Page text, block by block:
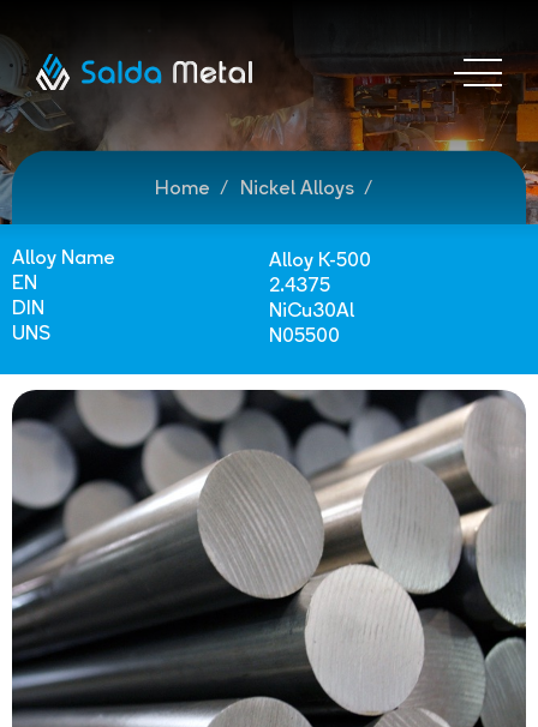
Home Nickel Alloys
Alloy Name
Alloy K-500
EN
2.4375
DIN
NiCu30Al
UNS
N05500